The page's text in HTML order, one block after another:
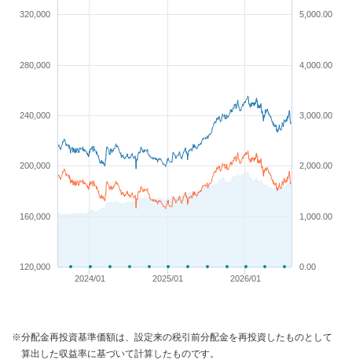
2024/01 2025/01 2026/01
120,000
160,000
200,000
240,000
280,000
320,000
0.00
1,000.00
2,000.00
3,000.00
4,000.00
5,000.00
※分配金再投資基準価額は、設定来の税引前分配金を再投資したものとして
算出した収益率に基づいて計算したものです。